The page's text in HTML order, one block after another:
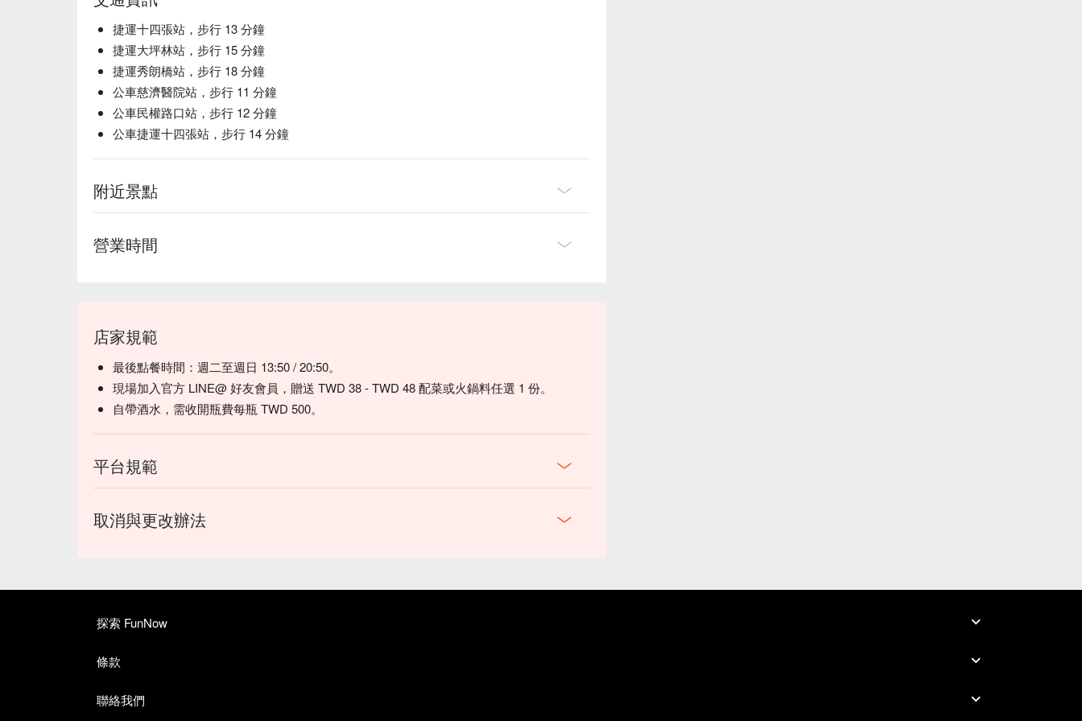
捷運十四張站，步行 13 分鐘
捷運大坪林站，步行 15 分鐘
捷運秀朗橋站，步行 18 分鐘
公車慈濟醫院站，步行 11 分鐘
公車民權路口站，步行 12 分鐘
公車捷運十四張站，步行 14 分鐘
附近景點
營業時間
店家規範
最後點餐時間：週二至週日 13:50 / 20:50。
現場加入官方 LINE@ 好友會員，贈送 TWD 38 - TWD 48 配菜或火鍋料任選 1 份。
自帶酒水，需收開瓶費每瓶 TWD 500。
平台規範
取消與更改辦法
探索 FunNow
條款
聯絡我們